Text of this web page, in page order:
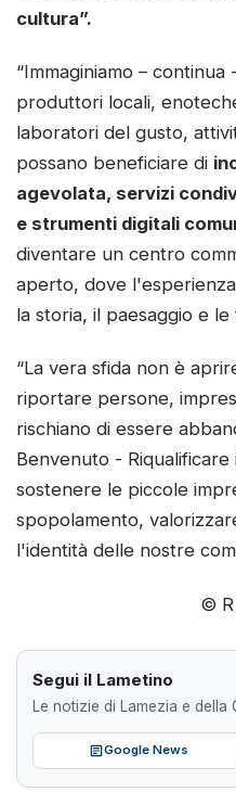
cultura”.
“Immaginiamo –
produttori locali,
laboratori del gusto,
possano beneficiare di
agevolata, servizi
e strumenti digitali
diventare un centro
aperto, dove
la storia, il paesaggio e
“La vera sfida non è
riportare persone,
rischiano di essere
Benvenuto -
sostenere le piccole
spopolamento,
l'identità delle nostre
©
Segui il Lametino
Le notizie di Lamezia e
Google News